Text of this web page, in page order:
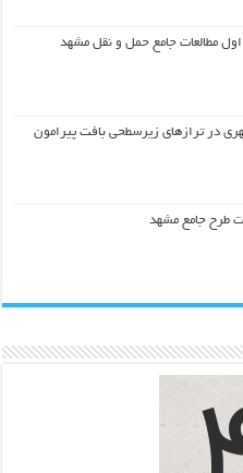
مطالعات جامع حمل و نقل مشهد
در ترازهاي زیرسطحی بافت پیرامون
طرح جامع مشهد